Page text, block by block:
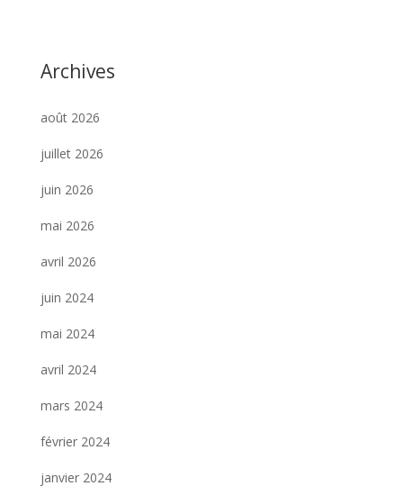
Archives
août 2026
juillet 2026
juin 2026
mai 2026
avril 2026
juin 2024
mai 2024
avril 2024
mars 2024
février 2024
janvier 2024